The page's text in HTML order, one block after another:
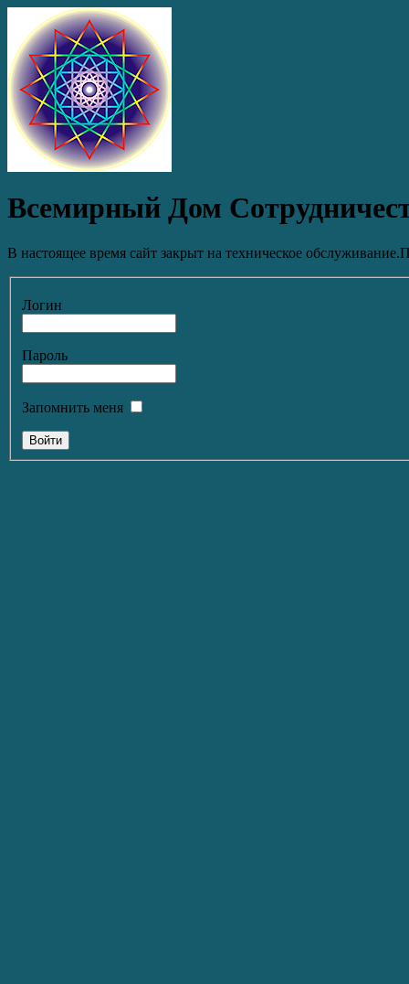
Всемирный Дом
В настоящее время сайт закрыт на техническое
Логин
Пароль
Запомнить меня